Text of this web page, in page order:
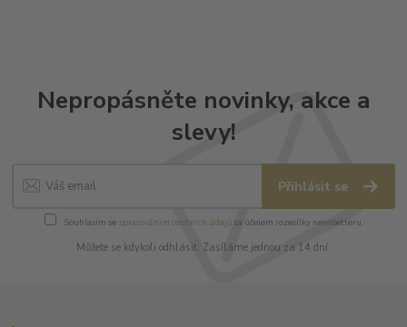
Nepropásněte novinky, akce a
slevy!
Přihlásit se
Souhlasím se zpracováním osobních údajůza účelem rozesílky newsletteru.
Můžete se kdykoli odhlásit. Zasíláme jednou za 14 dní.